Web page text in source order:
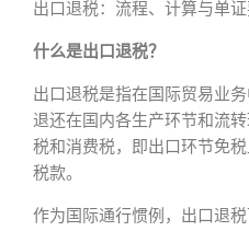
出口退税：流程、计算与单
什么是出口退税？
出口退税是指在国际贸易业
退还在国内各生产环节和流
税和消费税，即出口环节免
税款。
作为国际通行惯例，出口退